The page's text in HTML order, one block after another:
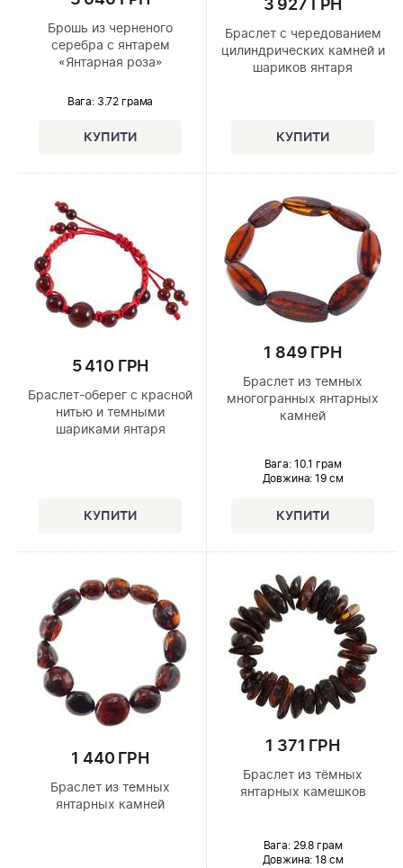
Брошь из черненого
серебра с янтарем
«Янтарная роза»
Вага: 3.72 грама
3 927 ГРН
Браслет с чередованием
цилиндрических камней и
шариков янтаря
5 410 ГРН
Браслет-оберег с красной
нитью и темными
шариками янтаря
1 849 ГРН
Браслет из темных
многогранных янтарных
камней
Вага: 10.1 грам
Довжина: 19 см
1 440 ГРН
Браслет из темных
янтарных камней
1 371 ГРН
Браслет из тёмных
янтарных камешков
Вага: 29.8 грам
Довжина: 18 см